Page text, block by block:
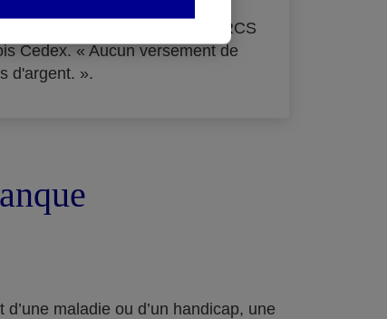
855 000 € - immatriculée au RCS
Cedex. « Aucun versement de
d'argent. ».
maladie ou d’un handicap, une